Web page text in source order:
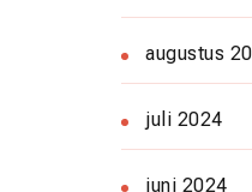
augustus
juli 2024
juni 2024